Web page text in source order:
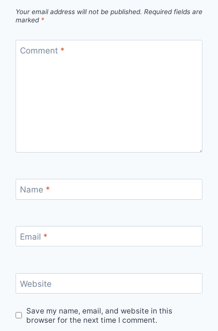
Your email address will not be published. Required fields are
marked *
Comment *
Name *
Email *
Website
Save my name, email, and website in this
browser for the next time I comment.